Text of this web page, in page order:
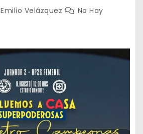
Emilio Velázquez
No Hay